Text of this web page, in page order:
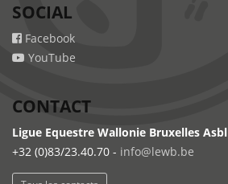
SOCIAL
Facebook
YouTube
CONTACT
Ligue Equestre Wallonie Bruxelles Asbl
+32 (0)83/23.40.70 - info@lewb.be